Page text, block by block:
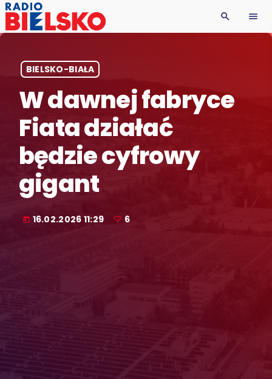
search menu
BIELSKO-BIAŁA
W dawnej fabryce
Fiata działać
będzie cyfrowy
gigant
today 16.02.2026 11:29 6